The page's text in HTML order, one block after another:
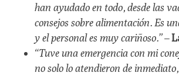
han ayudado en todo, desde las
consejos sobre alimentación. Es
y el personal es muy cariñoso.”–
“Tuve una emergencia con mi
no solo lo atendieron de